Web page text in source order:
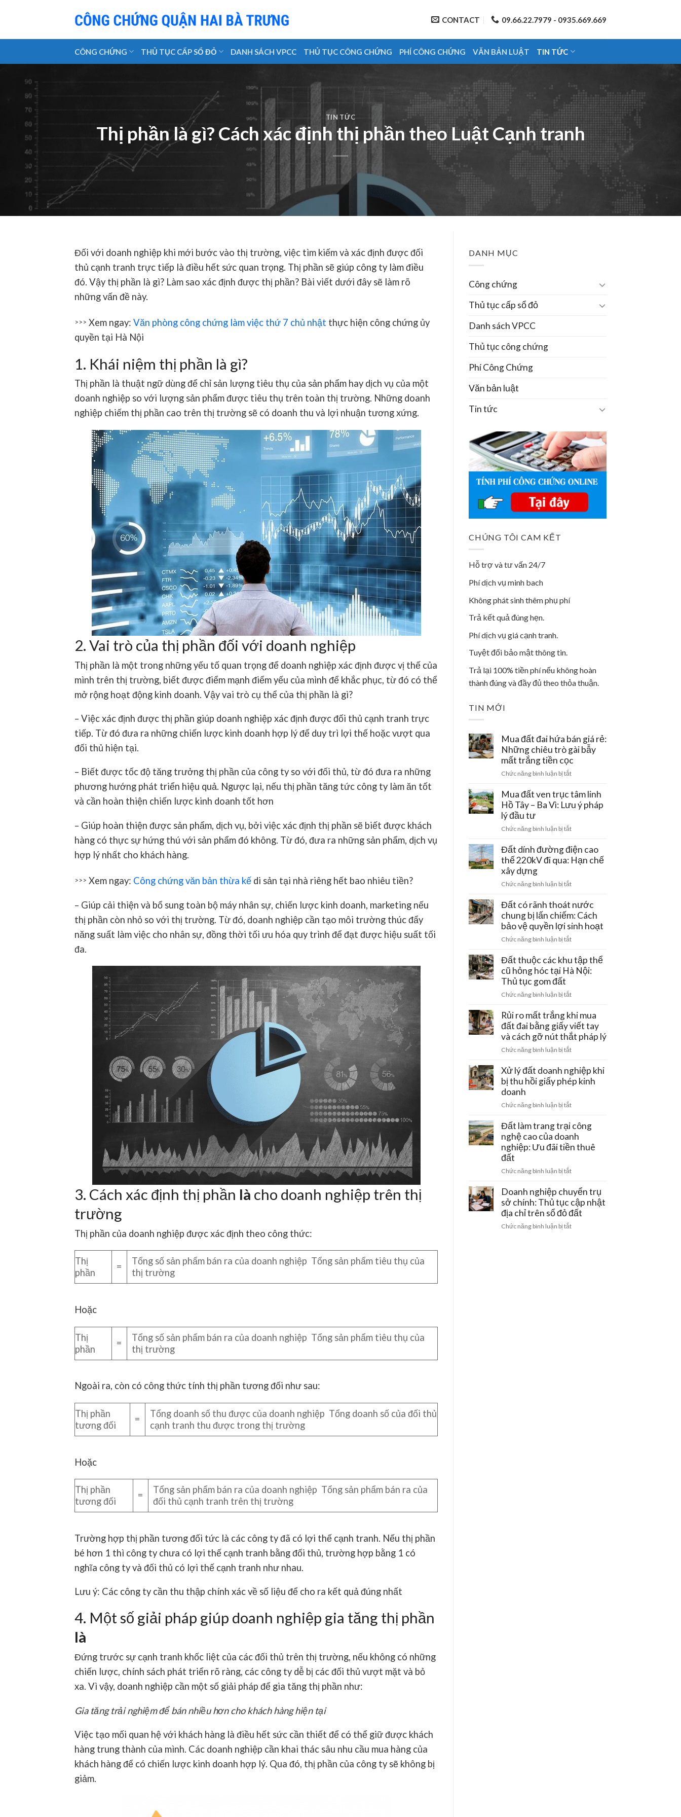
CONTACT 09.66.22.7979 - 0935.669.669
CÔNG CHỨNG THỦ TỤC CẤP SỔ ĐỎ DANH SÁCH VPCC THỦ TỤC CÔNG CHỨNG PHÍ CÔNG CHỨNG VĂN BẢN LUẬT TIN TỨC
TIN TỨC
Thị phần là gì? Cách xác định thị phần theo Luật Cạnh tranh
Đối với doanh nghiệp khi mới bước vào thị trường, việc tìm kiếm và xác định được đối
thủ cạnh tranh trực tiếp là điều hết sức quan trọng. Thị phần sẽ giúp công ty làm điều
đó. Vậy thị phần là gì? Làm sao xác định được thị phần? Bài viết dưới đây sẽ làm rõ
những vấn đề này.
>>> Xem ngay: Văn phòng công chứng làm việc thứ 7 chủ nhật thực hiện công chứng ủy
quyền tại Hà Nội
1. Khái niệm thị phần là gì?
Thị phần là thuật ngữ dùng để chỉ sản lượng tiêu thụ của sản phẩm hay dịch vụ của một
doanh nghiệp so với lượng sản phẩm được tiêu thụ trên toàn thị trường. Những doanh
nghiệp chiếm thị phần cao trên thị trường sẽ có doanh thu và lợi nhuận tương xứng.
2. Vai trò của thị phần đối với doanh nghiệp
Thị phần là một trong những yếu tố quan trọng để doanh nghiệp xác định được vị thế của
mình trên thị trường, biết được điểm mạnh điểm yếu của mình để khắc phục, từ đó có thể
mở rộng hoạt động kinh doanh. Vậy vai trò cụ thể của thị phần là gì?
– Việc xác định được thị phần giúp doanh nghiệp xác định được đối thủ cạnh tranh trực
tiếp. Từ đó đưa ra những chiến lược kinh doanh hợp lý để duy trì lợi thế hoặc vượt qua
đối thủ hiện tại.
– Biết được tốc độ tăng trưởng thị phần của công ty so với đối thủ, từ đó đưa ra những
phương hướng phát triển hiệu quả. Ngược lại, nếu thị phần tăng tức công ty làm ăn tốt
và cần hoàn thiện chiến lược kinh doanh tốt hơn
– Giúp hoàn thiện được sản phẩm, dịch vụ, bởi việc xác định thị phần sẽ biết được khách
hàng có thực sự hứng thú với sản phẩm đó không. Từ đó, đưa ra những sản phẩm, dịch vụ
hợp lý nhất cho khách hàng.
>>> Xem ngay: Công chứng văn bản thừa kế di sản tại nhà riêng hết bao nhiêu tiền?
– Giúp cải thiện và bổ sung toàn bộ máy nhân sự, chiến lược kinh doanh, marketing nếu
thị phần còn nhỏ so với thị trường. Từ đó, doanh nghiệp cần tạo môi trường thúc đẩy
năng suất làm việc cho nhân sự, đồng thời tối ưu hóa quy trình để đạt được hiệu suất tối
đa.
3. Cách xác định thị phần là cho doanh nghiệp trên thị
trường
Thị phần của doanh nghiệp được xác định theo công thức:
Thị
phần
=
Tổng số sản phẩm bán ra của doanh nghiệp Tổng sản phẩm tiêu thụ của
thị trường
Hoặc
Thị
phần
=
Tổng số sản phẩm bán ra của doanh nghiệp Tổng sản phẩm tiêu thụ của
thị trường
Ngoài ra, còn có công thức tính thị phần tương đối như sau:
Thị phần
tương đối
=
Tổng doanh số thu được của doanh nghiệp Tổng doanh số của đối thủ
cạnh tranh thu được trong thị trường
Hoặc
Thị phần
tương đối
=
Tổng sản phẩm bán ra của doanh nghiệp Tổng sản phẩm bán ra của
đối thủ cạnh tranh trên thị trường
Trường hợp thị phần tương đối tức là các công ty đã có lợi thế cạnh tranh. Nếu thị phần
bé hơn 1 thì công ty chưa có lợi thế cạnh tranh bằng đối thủ, trường hợp bằng 1 có
nghĩa công ty và đối thủ có lợi thế cạnh tranh như nhau.
Lưu ý: Các công ty cần thu thập chính xác về số liệu để cho ra kết quả đúng nhất
4. Một số giải pháp giúp doanh nghiệp gia tăng thị phần
là
Đứng trước sự cạnh tranh khốc liệt của các đối thủ trên thị trường, nếu không có những
chiến lược, chính sách phát triển rõ ràng, các công ty dễ bị các đối thủ vượt mặt và bỏ
xa. Vì vậy, doanh nghiệp cần một số giải pháp để gia tăng thị phần như:
Gia tăng trải nghiệm để bán nhiều hơn cho khách hàng hiện tại
Việc tạo mối quan hệ với khách hàng là điều hết sức cần thiết để có thể giữ được khách
hàng trung thành của mình. Các doanh nghiệp cần khai thác sâu nhu cầu mua hàng của
khách hàng để có chiến lược kinh doanh hợp lý. Qua đó, thị phần của công ty sẽ không bị
giảm.
DANH MỤC
Công chứng
Thủ tục cấp sổ đỏ
Danh sách VPCC
Thủ tục công chứng
Phí Công Chứng
Văn bản luật
Tin tức
CHÚNG TÔI CAM KẾT
Hỗ trợ và tư vấn 24/7
Phí dịch vụ minh bach
Không phát sinh thêm phụ phí
Trả kết quả đúng hẹn.
Phí dịch vụ giá cạnh tranh.
Tuyệt đối bảo mật thông tin.
Trả lại 100% tiền phí nếu không hoàn
thành đúng và đầy đủ theo thỏa thuận.
TIN MỚI
Mua đất đai hứa bán giá rẻ:
Những chiêu trò gài bẫy
mất trắng tiền cọc
Chức năng bình luận bị tắtở
đất
đai
hứa
giá
Những
chiêu
bẫy
trắng
tiền
cọc
Mua đất ven trục tâm linh
Hồ Tây – Ba Vì: Lưu ý pháp
lý đầu tư
Chức năng bình luận bị tắtở
đất
ven
trục
linh
Tây
–
Ba
Lưu
pháp
lý
tư
Đất dính đường điện cao
thế 220kV đi qua: Hạn chế
xây dựng
Chức năng bình luận bị tắtở
dính
đường
điện
cao
thế
đi
qua:
xây
Đất có rãnh thoát nước
chung bị lấn chiếm: Cách
bảo vệ quyền lợi sinh hoạt
Chức năng bình luận bị tắtở
có
rãnh
thoát
chung
lấn
chiếm:
Cách
vệ
lợi
sinh
Đất thuộc các khu tập thể
cũ hỏng hóc tại Hà Nội:
Thủ tục gom đất
Chức năng bình luận bị tắtở
thuộc
các
khu
tập
thể
hỏng
hóc
Nội:
tục
gom
đất
Rủi ro mất trắng khi mua
đất đai bằng giấy viết tay
và cách gỡ nút thắt pháp lý
Chức năng bình luận bị tắtở
ro
mất
trắng
mua
đai
bằng
giấy
và
gỡ
nút
thắt
Xử lý đất doanh nghiệp khi
bị thu hồi giấy phép kinh
doanh
Chức năng bình luận bị tắtở
lý
đất
doanh
nghiệp
bị
hồi
giấy
phép
doanh
Đất làm trang trại công
nghệ cao của doanh
nghiệp: Ưu đãi tiền thuê
đất
Chức năng bình luận bị tắtở
làm
trang
trại
công
nghệ
Doanh nghiệp chuyển trụ
sở chính: Thủ tục cập nhật
địa chỉ trên sổ đỏ đất
Chức năng bình luận bị tắtở